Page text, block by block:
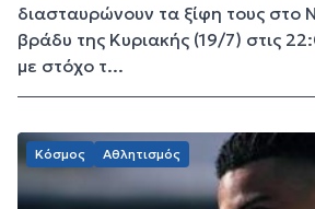
διασταυρώνουν τα ξίφη τους στο
βράδυ της Κυριακής (19/7) στις
με στόχο τ...
Κόσμος Αθλητισμός